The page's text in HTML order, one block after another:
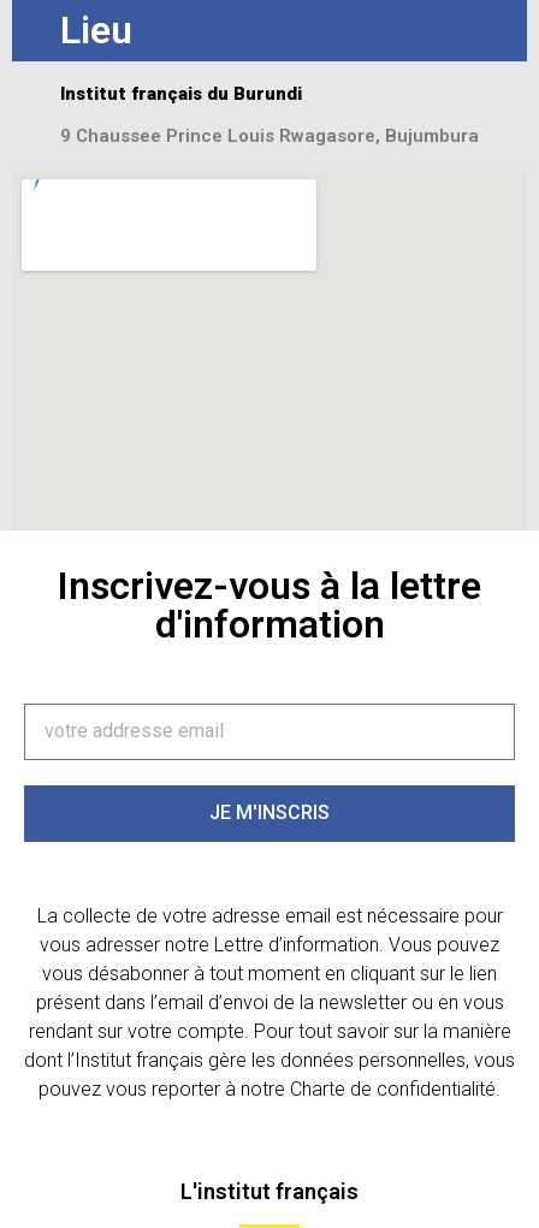
Lieu
Institut français du Burundi
9 Chaussee Prince Louis Rwagasore, Bujumbura
Inscrivez-vous à la lettre
d'information
JE M'INSCRIS
La collecte de votre adresse email est nécessaire pour
vous adresser notre Lettre d’information. Vous pouvez
vous désabonner à tout moment en cliquant sur le lien
présent dans l’email d’envoi de la newsletter ou en vous
rendant sur votre compte. Pour tout savoir sur la manière
dont l’Institut français gère les données personnelles, vous
pouvez vous reporter à notre Charte de confidentialité.
L'institut français